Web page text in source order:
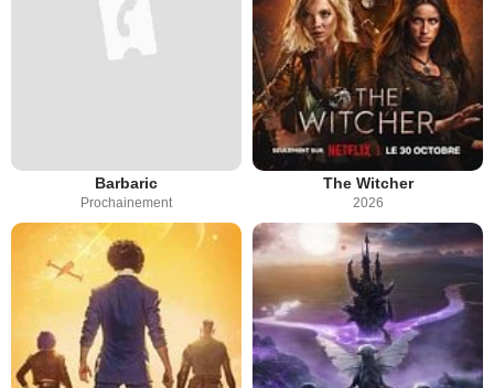
Barbaric
Prochainement
The Witcher
2026